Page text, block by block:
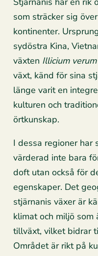
som sträcker sig
kontinenter.
sydöstra Kina,
växten Illicium verum
växt, känd för sina
länge varit en
kulturen och
örtkunskap.
I dessa regioner har
värderad inte bara
doft utan också för
egenskaper. Det
stjärnanis växer är
klimat och miljö
tillväxt, vilket bidrar
Området är rikt på